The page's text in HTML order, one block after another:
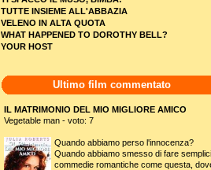
TUTTE INSIEME ALL'ABBAZIA
VELENO IN ALTA QUOTA
WHAT HAPPENED TO DOROTHY BELL?
YOUR HOST
Ultimo film commentato
IL MATRIMONIO DEL MIO MIGLIORE AMICO
Vegetable man - voto: 7
Quando abbiamo perso l'innocenza?
Quando abbiamo smesso di fare semplici
commedie romantiche come questa,